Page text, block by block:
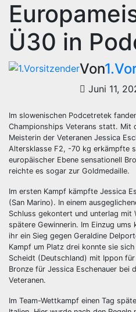
Ü30 in
Von
Juni 11,
Im slowenischen Podcetretek
Championships Veterans statt. Mit
Meisterin der Veteranen Jessica
Altersklasse F2, -70 kg erkämpfte
europäischer Ebene sensationell
reichte es sogar zur Goldmedaille.
Im ersten Kampf kämpfte Jessica
(San Marino). In einem
Schluss gekontert und unterlag mit
spätere Gewinnerin. Im Einzug ums
ihr ein Sieg gegen Geraldine
Kampf um Platz drei konnte sie
Scheidt (Deutschland) mit Ippon
Bronze für Jessica Eschenauer bei
Veteranen.
Im Team-Wettkampf einen Tag